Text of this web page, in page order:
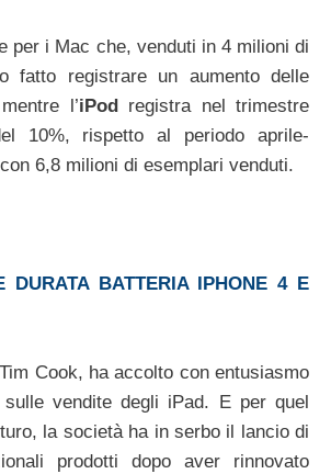
per i Mac che, venduti in 4 milioni di
fatto registrare un aumento delle
l’iPod
registra nel trimestre
10%, rispetto al periodo aprile-
6,8 milioni di esemplari venduti.
DURATA BATTERIA IPHONE 4 E
Tim Cook, ha accolto con entusiasmo
vendite degli iPad. E per quel
la società ha in serbo il lancio di
prodotti dopo aver rinnovato